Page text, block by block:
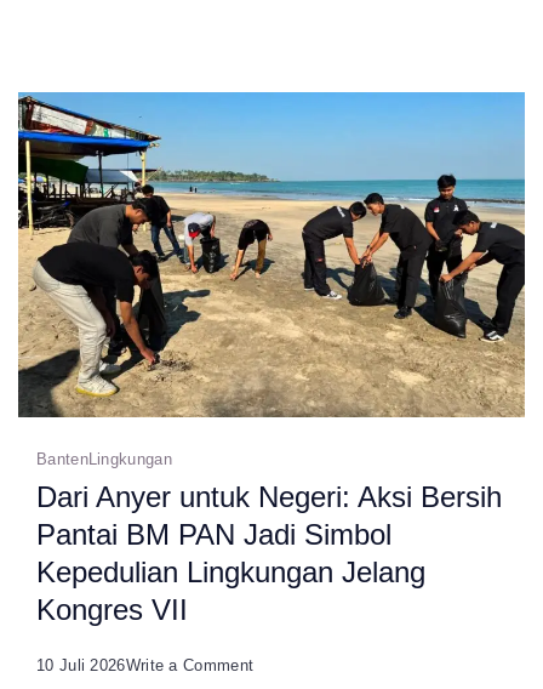
Berlanjut,
Prioritaskan
Program
CSR
Untuk
Lingkungan
hingga
BantenLingkungan
Dari Anyer untuk Negeri: Aksi Bersih
Pantai BM PAN Jadi Simbol
Kepedulian Lingkungan Jelang
Kongres VII​
10 Juli 2026Write a Commenton